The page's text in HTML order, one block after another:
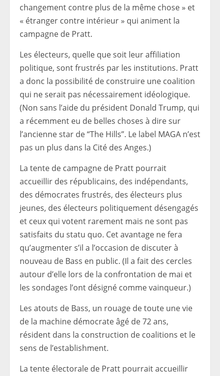
changement contre plus de la même chose » et
« étranger contre intérieur » qui animent la
campagne de Pratt.
Les électeurs, quelle que soit leur affiliation
politique, sont frustrés par les institutions. Pratt
a donc la possibilité de construire une coalition
qui ne serait pas nécessairement idéologique.
(Non sans l’aide du président Donald Trump, qui
a récemment eu de belles choses à dire sur
l’ancienne star de “The Hills”. Le label MAGA n’est
pas un plus dans la Cité des Anges.)
La tente de campagne de Pratt pourrait
accueillir des républicains, des indépendants,
des démocrates frustrés, des électeurs plus
jeunes, des électeurs politiquement désengagés
et ceux qui votent rarement mais ne sont pas
satisfaits du statu quo. Cet avantage ne fera
qu’augmenter s’il a l’occasion de discuter à
nouveau de Bass en public. (Il a fait des cercles
autour d’elle lors de la confrontation de mai et
les sondages l’ont désigné comme vainqueur.)
Les atouts de Bass, un rouage de toute une vie
de la machine démocrate âgé de 72 ans,
résident dans la construction de coalitions et le
sens de l’establishment.
La tente électorale de Pratt pourrait accueillir